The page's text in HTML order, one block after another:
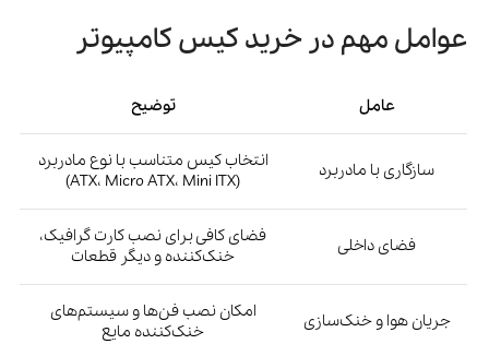
عوامل مهم در خرید کیس کامپیوتر
عامل توضیح
سازگاری با مادربرد
انتخاب کیس متناسب با نوع مادربرد
(ATX، Micro ATX، Mini ITX)
فضای داخلی
فضای کافی برای نصب کارت گرافیک،
خنک‌کننده و دیگر قطعات
جریان هوا و خنک‌سازی
امکان نصب فن‌ها و سیستم‌های
خنک‌کننده مایع